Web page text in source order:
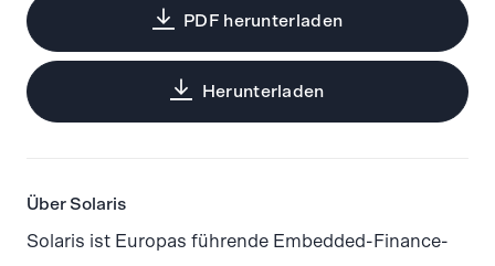
PDF herunterladen
Herunterladen
Über Solaris
Solaris ist Europas führende Embedded-Finance-